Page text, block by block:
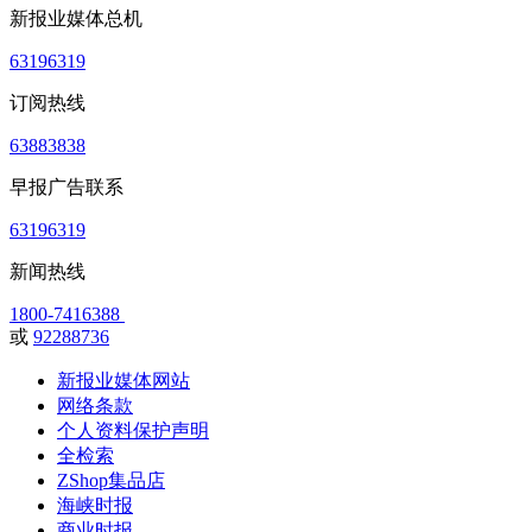
新报业媒体总机
63196319
订阅热线
63883838
早报广告联系
63196319
新闻热线
1800-7416388
或 92288736
新报业媒体网站
网络条款
个人资料保护声明
全检索
ZShop集品店
海峡时报